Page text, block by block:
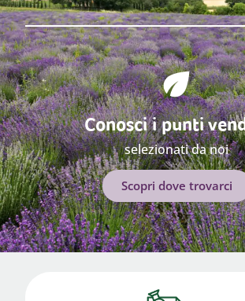
Conosci i punti
selezionati da noi
Scopri dove trovarci